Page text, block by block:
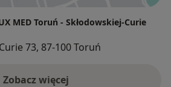
MED Toruń - Skłodowskiej-Curie
73, 87-100 Toruń
Zobacz więcej